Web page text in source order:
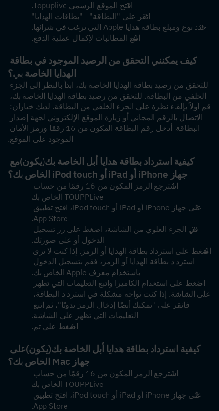
افتح الموقع الرسمي Topuplive.
انقر على "البطاقة" - "بطاقات الهدايا"
حدد نوع ومبلغ بطاقة هدايا Apple التي ترغب في شرائها.
اتبع المطالبات لإكمال عملية الدفع.
الهدايا الخاصة بي؟
الموجود على الموقع.
كيفية استرداد بطاقة هدايا أبل الخاصة بك(يكون)
جهاز iPhone أو iPad أو iPod touch الخاص بك؟
TOUPPLive الخاص بك
App Store.
الدخول أو على صورتك.
باستخدام معرف Apple الخاص بك.
التعليمات التي تظهر على الشاشة.
اضغط على تم.
كيفية استرداد بطاقة هدايا أبل الخاصة بك(يكون)
جهاز Mac الخاص بك؟
TOUPPLive الخاص بك
App Store.